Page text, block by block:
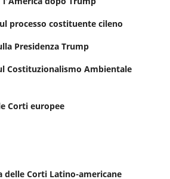
processo costituente cileno
Presidenza Trump
Costituzionalismo Ambientale
Corti europee
delle Corti Latino-americane